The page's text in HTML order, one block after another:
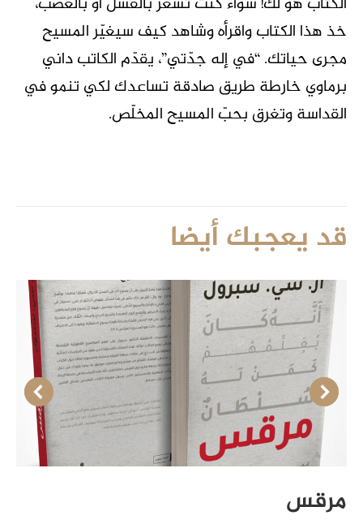
خذ هذا الكتاب واقرأه وشاهد كيف سيغيّر المسيح
مجرى حياتك. “في إله جدّتي”، يقدّم الكاتب داني
برماوي خارطة طريق صادقة تساعدك لكي تنمو في
القداسة وتغرق بحبّ المسيح المخلّص.
قد يعجبك أيضا
مرقس